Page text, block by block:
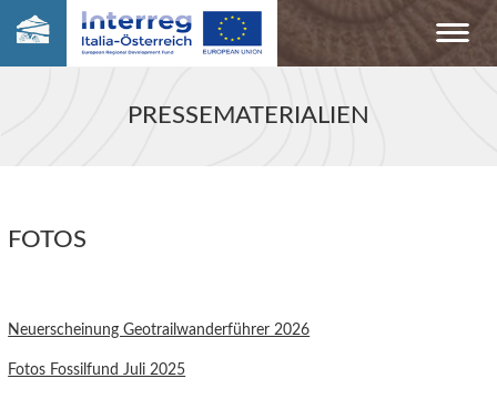
PRESSEMATERIALIEN
FOTOS
Neuerscheinung Geotrailwanderführer 2026
Fotos Fossilfund Juli 2025